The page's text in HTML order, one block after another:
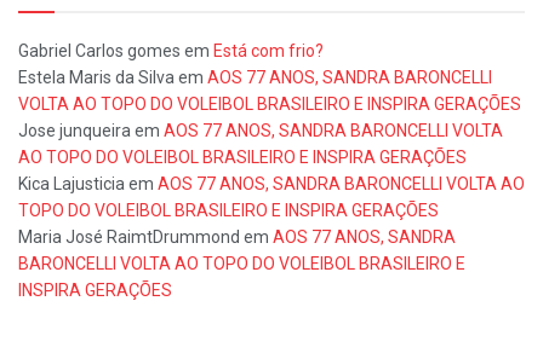
Gabriel Carlos gomes em Está com frio?
Estela Maris da Silva em AOS 77 ANOS, SANDRA BARONCELLI
VOLTA AO TOPO DO VOLEIBOL BRASILEIRO E INSPIRA GERAÇÕES
Jose junqueira em AOS 77 ANOS, SANDRA BARONCELLI VOLTA
AO TOPO DO VOLEIBOL BRASILEIRO E INSPIRA GERAÇÕES
Kica Lajusticia em AOS 77 ANOS, SANDRA BARONCELLI VOLTA AO
TOPO DO VOLEIBOL BRASILEIRO E INSPIRA GERAÇÕES
Maria José RaimtDrummond em AOS 77 ANOS, SANDRA
BARONCELLI VOLTA AO TOPO DO VOLEIBOL BRASILEIRO E
INSPIRA GERAÇÕES